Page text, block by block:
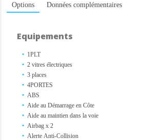
Options Données complémentaires
Equipements
1PLT
2 vitres électriques
3 places
4PORTES
ABS
Aide au Démarrage en Côte
Aide au maintien dans la voie
Airbag x 2
Alerte Anti-Collision